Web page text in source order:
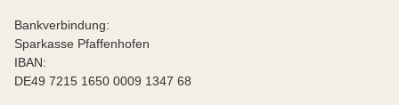
Bankverbindung:
Sparkasse Pfaffenhofen
IBAN:
DE49 7215 1650 0009 1347 68